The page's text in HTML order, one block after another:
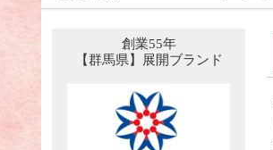
創業55年
【群馬県】展開ブランド